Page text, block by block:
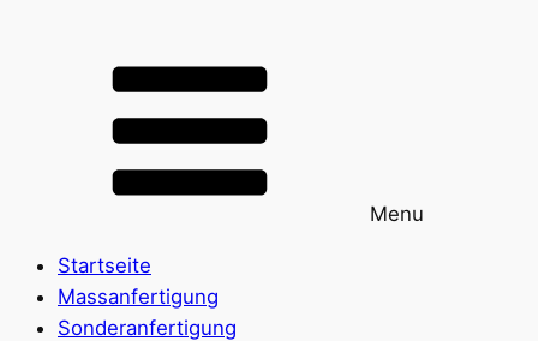
Menu
Startseite
Massanfertigung
Sonderanfertigung